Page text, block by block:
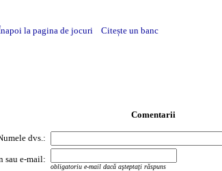
la pagina de jocuri Citește un banc
Comentarii
dvs.:
sau e-mail:
obligatoriu e-mail dacă aşteptaţi răspuns